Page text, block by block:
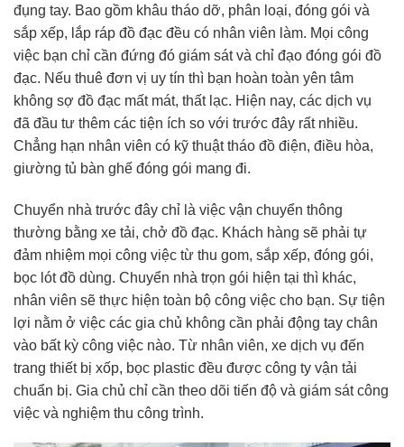
đụng tay. Bao gồm khâu tháo dỡ, phân loại, đóng gói và
sắp xếp, lắp ráp đồ đạc đều có nhân viên làm. Mọi công
việc bạn chỉ cần đứng đó giám sát và chỉ đạo đóng gói đồ
đạc. Nếu thuê đơn vị uy tín thì bạn hoàn toàn yên tâm
không sợ đồ đạc mất mát, thất lạc. Hiện nay, các dịch vụ
đã đầu tư thêm các tiện ích so với trước đây rất nhiều.
Chẳng hạn nhân viên có kỹ thuật tháo đồ điện, điều hòa,
giường tủ bàn ghế đóng gói mang đi.
Chuyển nhà trước đây chỉ là việc vận chuyển thông
thường bằng xe tải, chở đồ đạc. Khách hàng sẽ phải tự
đảm nhiệm mọi công việc từ thu gom, sắp xếp, đóng gói,
bọc lót đồ dùng. Chuyển nhà trọn gói hiện tại thì khác,
nhân viên sẽ thực hiện toàn bộ công việc cho bạn. Sự tiện
lợi nằm ở việc các gia chủ không cần phải động tay chân
vào bất kỳ công việc nào. Từ nhân viên, xe dịch vụ đến
trang thiết bị xốp, bọc plastic đều được công ty vận tải
chuẩn bị. Gia chủ chỉ cần theo dõi tiến độ và giám sát công
việc và nghiệm thu công trình.